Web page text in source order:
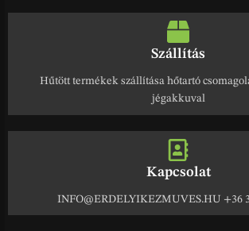
Szállítás
Hűtött termékek szállítása hőtartó
jégakkuval
Kapcsolat
INFO@ERDELYIKEZMUVES.HU +36